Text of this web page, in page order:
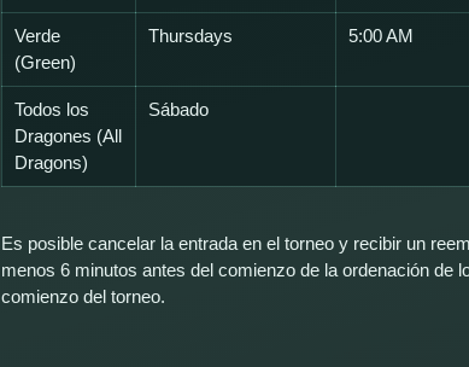
Verde
(Green)
Thursdays 5:00 AM
Todos los
Dragones (All
Dragons)
Sábado
Es posible cancelar la entrada en el torneo y recibir un
menos 6 minutos antes del comienzo de la ordenación de
comienzo del torneo.